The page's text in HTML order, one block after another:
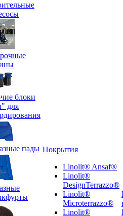
блоки
для
пады Покрытия
Linolit® Ansaf®
Linolit®
DesignTerrazzo®
Linolit®
Microterrazzo®
Linolit®